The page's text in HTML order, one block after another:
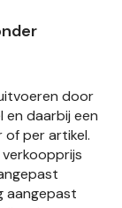
door
en daarbij een
of per artikel.
aangepast